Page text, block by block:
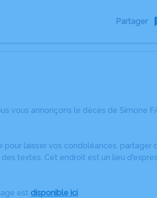
Partager
vous annonçons le décès de Simone
pour laisser vos condoléances,
textes. Cet endroit est un lieu
est disponible ici.